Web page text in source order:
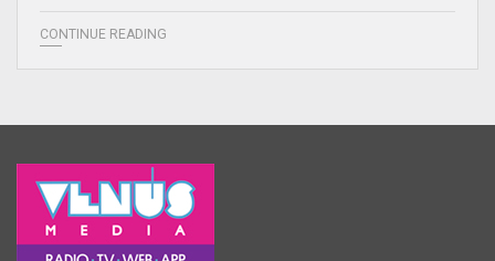
CONTINUE READING